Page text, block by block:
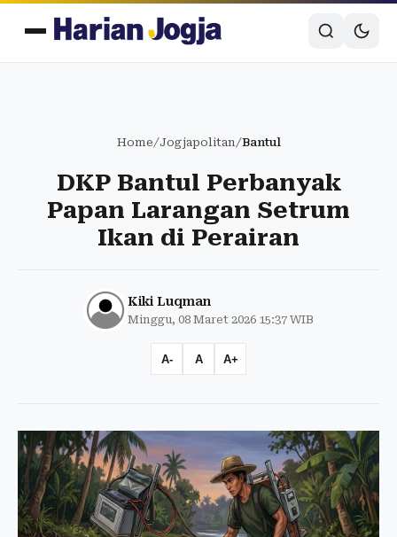
Home/Jogjapolitan/Bantul
DKP Bantul Perbanyak
Papan Larangan Setrum
Ikan di Perairan
Kiki Luqman
Minggu, 08 Maret 2026 15:37 WIB
A- A A+